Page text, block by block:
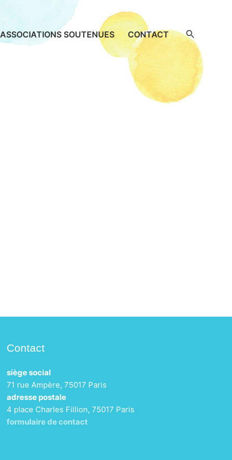
ASSOCIATIONS SOUTENUES CONTACT
Contact
siège social
71 rue Ampère, 75017 Paris
adresse postale
4 place Charles Fillion, 75017 Paris
formulaire de contact